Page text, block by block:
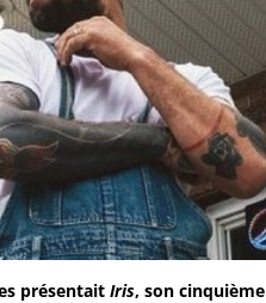
présentaitIris, son